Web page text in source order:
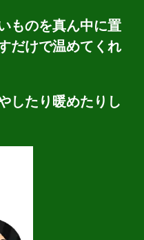
ものを真ん中に置
だけで温めてくれ
したり暖めたりし